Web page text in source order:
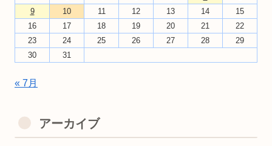
9
10 11 12 13 14
15
16
17 18 19 20 21
22
23
24 25 26 27 28
29
30
31
« 7月
アーカイブ